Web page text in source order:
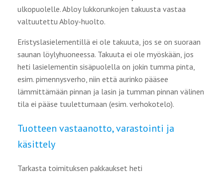
ulkopuolelle. Abloy lukkorunkojen takuusta vastaa
valtuutettu Abloy-huolto.
Eristyslasielementillä ei ole takuuta, jos se on suoraan
saunan löylyhuoneessa. Takuuta ei ole myöskään, jos
heti lasielementin sisäpuolella on jokin tumma pinta,
esim. pimennysverho, niin että aurinko pääsee
lämmittämään pinnan ja lasin ja tumman pinnan välinen
tila ei pääse tuulettumaan (esim. verhokotelo).
Tuotteen vastaanotto, varastointi ja
käsittely
Tarkasta toimituksen pakkaukset heti